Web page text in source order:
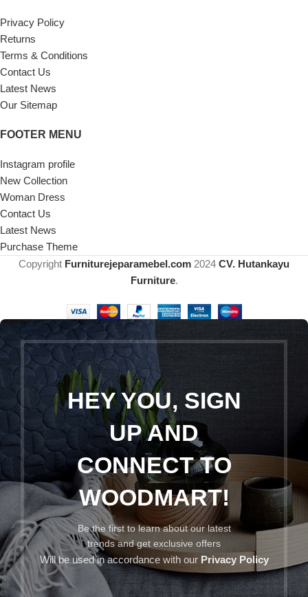
Privacy Policy
Returns
Terms & Conditions
Contact Us
Latest News
Our Sitemap
FOOTER MENU
Instagram profile
New Collection
Woman Dress
Contact Us
Latest News
Purchase Theme
Copyright Furniturejeparamebel.com 2024 CV. Hutankayu
Furniture.
HEY YOU, SIGN
UP AND
CONNECT TO
WOODMART!
Be the first to learn about our latest
trends and get exclusive offers
Will be used in accordance with our Privacy Policy